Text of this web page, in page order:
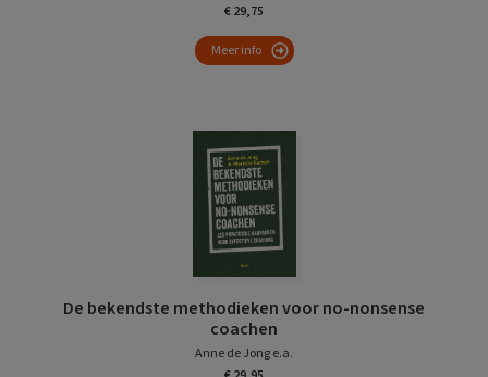
€ 29,75
Meer info
De bekendste methodieken voor no-nonsense
coachen
Anne de Jong e.a.